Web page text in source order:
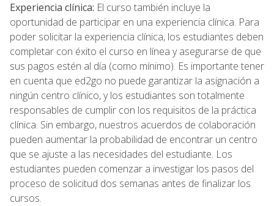
Experiencia clínica: El curso también incluye la
oportunidad de participar en una experiencia clínica. Para
poder solicitar la experiencia clínica, los estudiantes deben
completar con éxito el curso en línea y asegurarse de que
sus pagos estén al día (como mínimo). Es importante tener
en cuenta que ed2go no puede garantizar la asignación a
ningún centro clínico, y los estudiantes son totalmente
responsables de cumplir con los requisitos de la práctica
clínica. Sin embargo, nuestros acuerdos de colaboración
pueden aumentar la probabilidad de encontrar un centro
que se ajuste a las necesidades del estudiante. Los
estudiantes pueden comenzar a investigar los pasos del
proceso de solicitud dos semanas antes de finalizar los
cursos.